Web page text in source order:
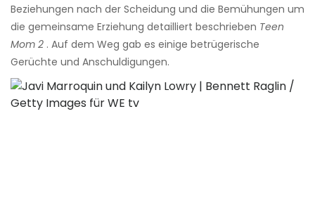
Beziehungen nach der Scheidung und die Bemühungen um
die gemeinsame Erziehung detailliert beschrieben Teen
Mom 2 . Auf dem Weg gab es einige betrügerische
Gerüchte und Anschuldigungen.